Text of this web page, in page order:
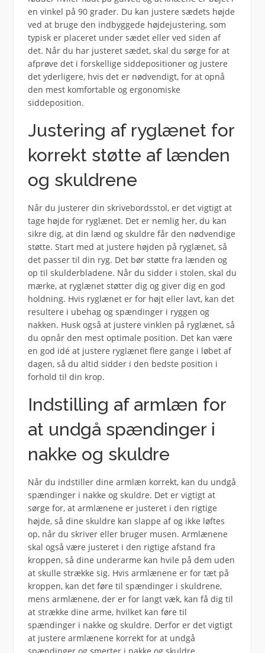
en vinkel på 90 grader. Du kan justere sædets højde
ved at bruge den indbyggede højdejustering, som
typisk er placeret under sædet eller ved siden af
det. Når du har justeret sædet, skal du sørge for at
afprøve det i forskellige siddepositioner og justere
det yderligere, hvis det er nødvendigt, for at opnå
den mest komfortable og ergonomiske
siddeposition.
Justering af ryglænet for
korrekt støtte af lænden
og skuldrene
Når du justerer din skrivebordsstol, er det vigtigt at
tage højde for ryglænet. Det er nemlig her, du kan
sikre dig, at din lænd og skuldre får den nødvendige
støtte. Start med at justere højden på ryglænet, så
det passer til din ryg. Det bør støtte fra lænden og
op til skulderbladene. Når du sidder i stolen, skal du
mærke, at ryglænet støtter dig og giver dig en god
holdning. Hvis ryglænet er for højt eller lavt, kan det
resultere i ubehag og spændinger i ryggen og
nakken. Husk også at justere vinklen på ryglænet, så
du opnår den mest optimale position. Det kan være
en god idé at justere ryglænet flere gange i løbet af
dagen, så du altid sidder i den bedste position i
forhold til din krop.
Indstilling af armlæn for
at undgå spændinger i
nakke og skuldre
Når du indstiller dine armlæn korrekt, kan du undgå
spændinger i nakke og skuldre. Det er vigtigt at
sørge for, at armlænene er justeret i den rigtige
højde, så dine skuldre kan slappe af og ikke løftes
op, når du skriver eller bruger musen. Armlænene
skal også være justeret i den rigtige afstand fra
kroppen, så dine underarme kan hvile på dem uden
at skulle strække sig. Hvis armlænene er for tæt på
kroppen, kan det føre til spændinger i skuldrene,
mens armlænene, der er for langt væk, kan få dig til
at strække dine arme, hvilket kan føre til
spændinger i nakke og skuldre. Derfor er det vigtigt
at justere armlænene korrekt for at undgå